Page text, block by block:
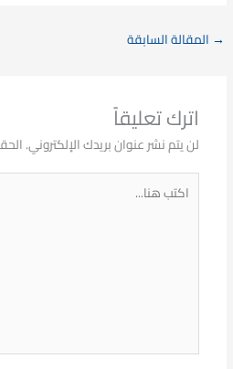
→ المقالة السابقة
اترك تعليقاً
لن يتم نشر عنوان بريدك الإلكتروني.
هنا...